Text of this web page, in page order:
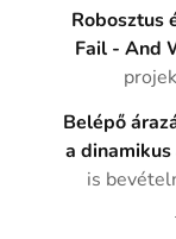
Robosztus
Fail - And
Belépő
a
is